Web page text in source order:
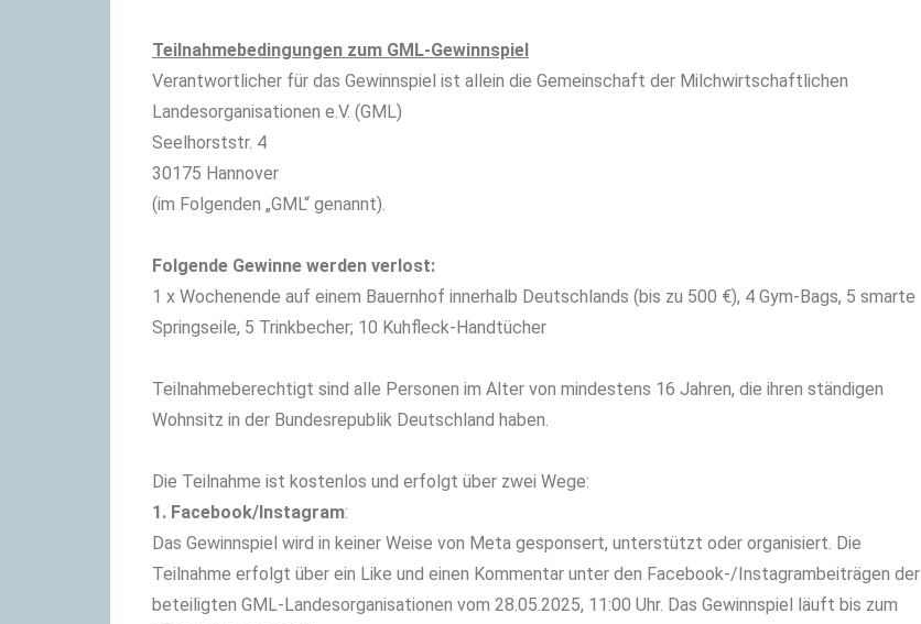
Teilnahmebedingungen zum GML-Gewinnspiel
Verantwortlicher für das Gewinnspiel ist allein die Gemeinschaft der Milchwirtschaftlichen
Landesorganisationen e.V. (GML)
Seelhorststr. 4
30175 Hannover
(im Folgenden „GML“ genannt).
Folgende Gewinne werden verlost:
1 x Wochenende auf einem Bauernhof innerhalb Deutschlands (bis zu 500 €), 4 Gym-Bags, 5 smarte
Springseile, 5 Trinkbecher; 10 Kuhfleck-Handtücher
Teilnahmeberechtigt sind alle Personen im Alter von mindestens 16 Jahren, die ihren ständigen
Wohnsitz in der Bundesrepublik Deutschland haben.
Die Teilnahme ist kostenlos und erfolgt über zwei Wege:
1. Facebook/Instagram:
Das Gewinnspiel wird in keiner Weise von Meta gesponsert, unterstützt oder organisiert. Die
Teilnahme erfolgt über ein Like und einen Kommentar unter den Facebook-/Instagrambeiträgen der
beteiligten GML-Landesorganisationen vom 28.05.2025, 11:00 Uhr. Das Gewinnspiel läuft bis zum